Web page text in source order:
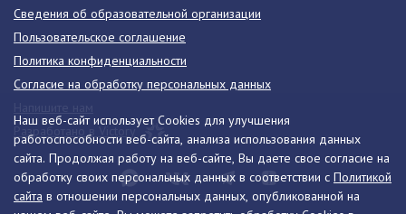
Наш веб-сайт использует Cookies для улучшения
работоспособности веб-сайта, анализа использования данных
сайта. Продолжая работу на веб-сайте, Вы даете свое согласие на
обработку своих персональных данных в соответствии с Политикой
сайта в отношении персональных данных, опубликованной на
Сведения об образовательной организации
Пользовательское соглашение
Политика конфиденциальности
Согласие на обработку персональных данных
Разработано в Victory